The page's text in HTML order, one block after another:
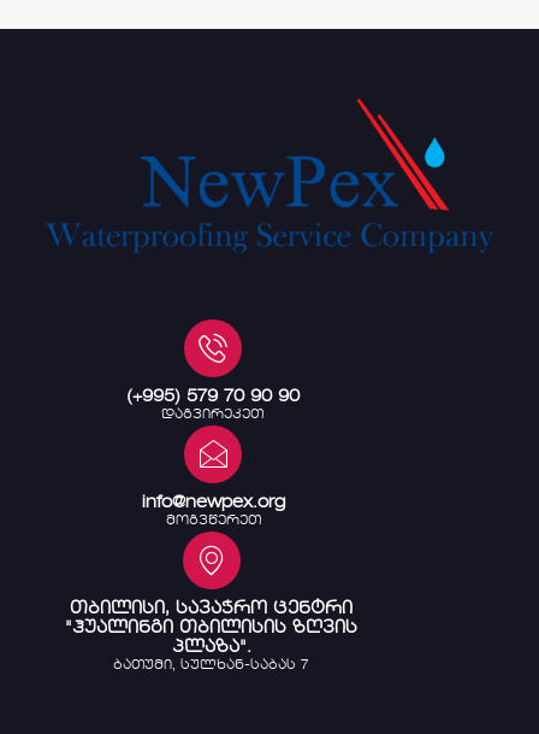
(+995) 579 70 90 90
დაგვირეკეთ
info@newpex.org
მოგვწერეთ
თბილისი, სავაჭრო ცენტრი
"ჰუალინგი თბილისის ზღვის
პლაზა".
ბათუმი, სულხან-საბას 7